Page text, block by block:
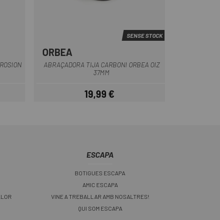
SENSE STOCK
ORBEA
ABRAÇADORA TIJA CARBONI ORBEA OIZ
37MM
Preu
19,99 €
ESCAPA
BOTIGUES ESCAPA
AMIC ESCAPA
VINE A TREBALLAR AMB NOSALTRES!
QUI SOM ESCAPA